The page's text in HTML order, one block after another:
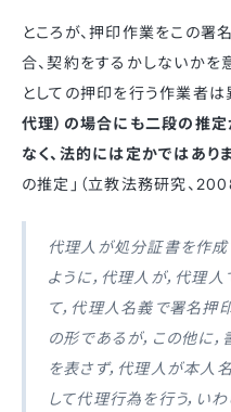
ところが、押印作業をこの署
合、契約をするかしないかを
としての押印を行う作業者は
代理）の場合にも二段の推
なく、法的には定かではあり
の推定」（立教法務研究、2008
代理人が処分証書を作成
ように，代理人が，代理
て，代理人名義で署名
の形であるが，この他に
を表さず，代理人が本
して代理行為を行う，い